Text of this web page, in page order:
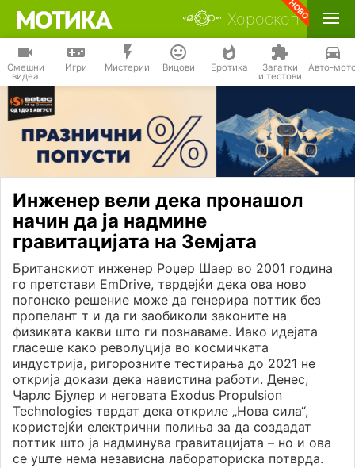
Хороскоп
Смешни
видеа
Игри Мистерии Вицови Еротика Загатки
и тестови
Авто-
Инженер вели дека пронашол
начин да ја надмине
гравитацијата на Земјата
Британскиот инженер Роџер Шаер во 2001 година
го претстави EmDrive, тврдејќи дека ова ново
погонско решение може да генерира поттик без
пропелант т и да ги заобиколи законите на
физиката какви што ги познаваме. Иако идејата
гласеше како револуција во космичката
индустрија, ригорозните тестирања до 2021 не
открија докази дека навистина работи. Денес,
Чарлс Бјулер и неговата Exodus Propulsion
Technologies тврдат дека откриле „Нова сила“,
користејќи електрични полиња за да создадат
поттик што ја надминува гравитацијата – но и ова
се уште нема независна лабораториска потврда.